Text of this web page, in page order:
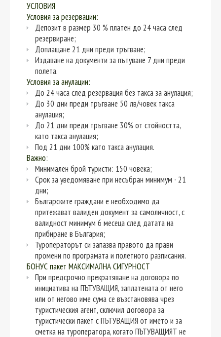
УСЛОВИЯ
Условия за резервации:
Депозит в размер 30 % платен до 24 часа след
резервиране;
Доплащане 21 дни преди тръгване;
Издаване на документи за пътуване 7 дни преди
полета.
Условия за анулации:
До 24 часа след резервация без такса за анулация;
До 30 дни преди тръгване 50 лв/човек такса
анулация;
До 21 дни преди тръгване 30% от стойността,
като такса анулация;
Под 21 дни 100% като такса анулация.
Важно:
Минимален брой туристи: 150 човека;
Срок за уведомяване при несъбран минимум - 21
дни;
Българските граждани е необходимо да
притежават валиден документ за самоличност, с
валидност минимум 6 месеца след датата на
прибиране в България;
Туроператорът си запазва правото да прави
промени по програмата и полетното разписания.
БОНУС пакет МАКСИМАЛНА СИГУРНОСТ
При предсрочно прекратяване на договора по
инициатива на ПЪТУВАЩИЯ, заплатената от него
или от негово име сума се възстановява чрез
туристическия агент, сключил договора за
туристически пакет с ПЪТУВАЩИЯ от името и за
сметка на туроператора, когато ПЪТУВАЩИЯТ не